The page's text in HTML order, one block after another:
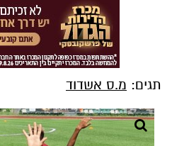
תגים: מ.ס אשדוד